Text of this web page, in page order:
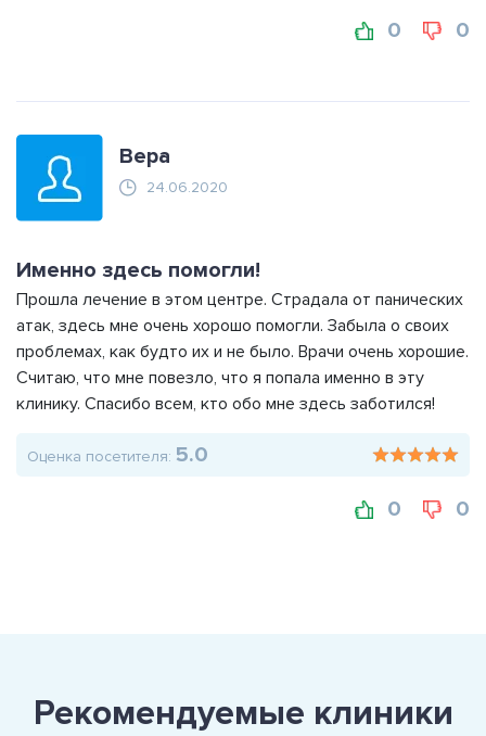
0 0
Вера
24.06.2020
Именно здесь помогли!
Прошла лечение в этом центре. Страдала от панических
атак, здесь мне очень хорошо помогли. Забыла о своих
проблемах, как будто их и не было. Врачи очень хорошие.
Считаю, что мне повезло, что я попала именно в эту
клинику. Спасибо всем, кто обо мне здесь заботился!
Оценка посетителя: 5.0
0 0
Рекомендуемые клиники